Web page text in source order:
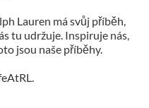
Lauren má svůj příběh,
tu udržuje. Inspiruje nás,
jsou naše příběhy.